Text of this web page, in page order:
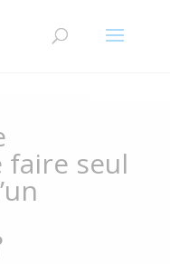
faire seul